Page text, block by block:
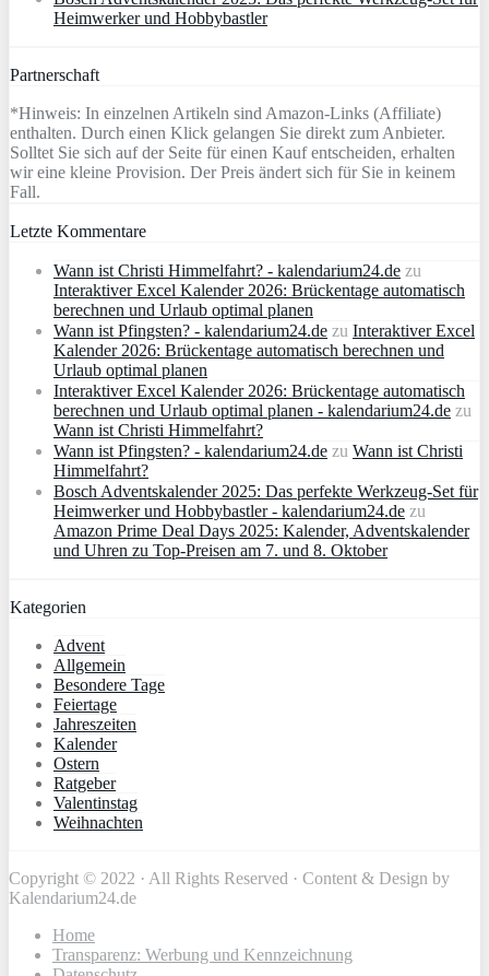
Heimwerker und Hobbybastler
Partnerschaft
*Hinweis: In einzelnen Artikeln sind Amazon-Links (Affiliate)
enthalten. Durch einen Klick gelangen Sie direkt zum Anbieter.
Solltet Sie sich auf der Seite für einen Kauf entscheiden, erhalten
wir eine kleine Provision. Der Preis ändert sich für Sie in keinem
Fall.
Letzte Kommentare
Wann ist Christi Himmelfahrt? - kalendarium24.de zu
Interaktiver Excel Kalender 2026: Brückentage automatisch
berechnen und Urlaub optimal planen
Wann ist Pfingsten? - kalendarium24.de zu Interaktiver Excel
Kalender 2026: Brückentage automatisch berechnen und
Urlaub optimal planen
Interaktiver Excel Kalender 2026: Brückentage automatisch
berechnen und Urlaub optimal planen - kalendarium24.de zu
Wann ist Christi Himmelfahrt?
Wann ist Pfingsten? - kalendarium24.de zu Wann ist Christi
Himmelfahrt?
Bosch Adventskalender 2025: Das perfekte Werkzeug-Set für
Heimwerker und Hobbybastler - kalendarium24.de zu
Amazon Prime Deal Days 2025: Kalender, Adventskalender
und Uhren zu Top-Preisen am 7. und 8. Oktober
Kategorien
Advent
Allgemein
Besondere Tage
Feiertage
Jahreszeiten
Kalender
Ostern
Ratgeber
Valentinstag
Weihnachten
Copyright © 2022 · All Rights Reserved · Content & Design by
Kalendarium24.de
Home
Transparenz: Werbung und Kennzeichnung